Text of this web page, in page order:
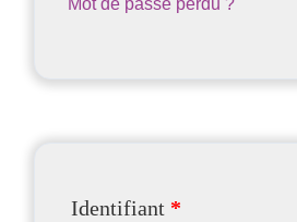
Mot de passe perdu ?
Identifiant *